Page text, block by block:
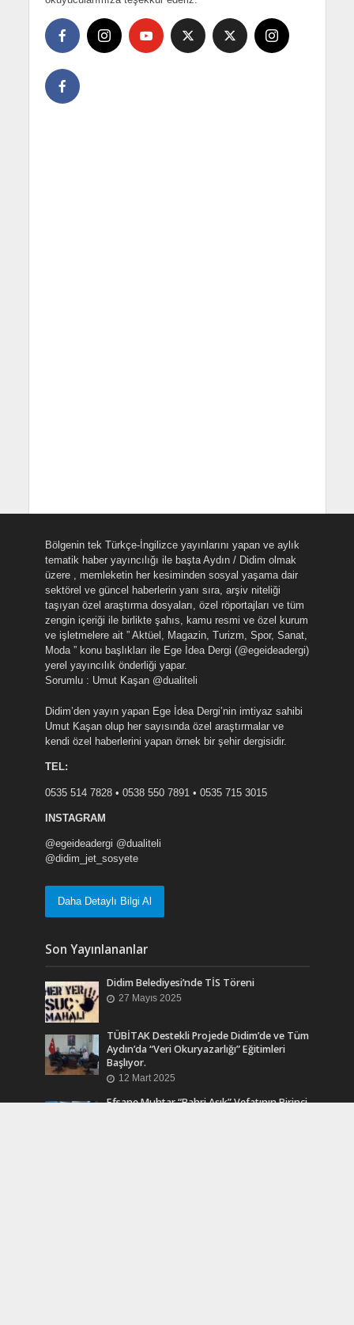
Bölgenin tek Türkçe-İngilizce yayınlarını yapan ve aylık
tematik haber yayıncılığı ile başta Aydın / Didim olmak
üzere , memleketin her kesiminden sosyal yaşama dair
sektörel ve güncel haberlerin yanı sıra, arşiv niteliği
taşıyan özel araştırma dosyaları, özel röportajları ve tüm
zengin içeriği ile birlikte şahıs, kamu resmi ve özel kurum
ve işletmelere ait ” Aktüel, Magazin, Turizm, Spor, Sanat,
Moda ” konu başlıkları ile Ege İdea Dergi (@egeideadergi)
yerel yayıncılık önderliği yapar.
Sorumlu : Umut Kaşan @dualiteli
Didim’den yayın yapan Ege İdea Dergi’nin imtiyaz sahibi
Umut Kaşan olup her sayısında özel araştırmalar ve
kendi özel haberlerini yapan örnek bir şehir dergisidir.
TEL:
0535 514 7828 • 0538 550 7891 • 0535 715 3015
INSTAGRAM
@egeideadergi @dualiteli
@didim_jet_sosyete
Daha Detaylı Bilgi Al
Son Yayınlananlar
Didim Belediyesi’nde TİS Töreni
27 Mayıs 2025
TÜBİTAK Destekli Projede Didim’de ve Tüm
Aydın’da “Veri Okuryazarlığı” Eğitimleri
Başlıyor.
12 Mart 2025
Efsane Muhtar “Bahri Aşık” Vefatının Birinci